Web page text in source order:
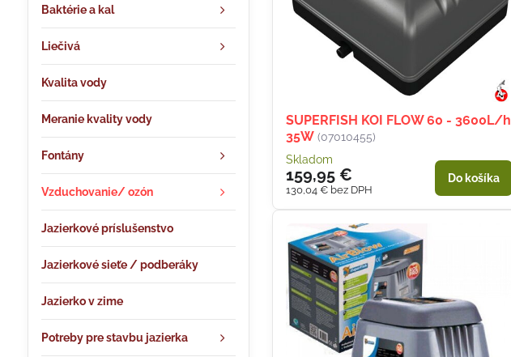
SUPERFISH KOI FLOW 60 - 3600L/h
35W (07010455)
Skladom
159,95 €
130,04 € bez DPH
Do košíka
Baktérie a kal
Liečivá
Kvalita vody
Meranie kvality vody
Fontány
Vzduchovanie/ ozón
Jazierkové príslušenstvo
Jazierkové sieťe / podberáky
Jazierko v zime
Potreby pre stavbu jazierka